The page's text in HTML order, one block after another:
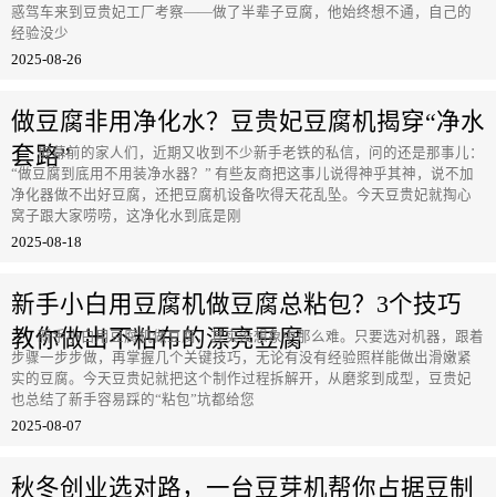
惑驾车来到豆贵妃工厂考察——做了半辈子豆腐，他始终想不通，自己的
经验没少
2025-08-26
做豆腐非用净化水？豆贵妃豆腐机揭穿“净水
套路”
屏幕前的家人们，近期又收到不少新手老铁的私信，问的还是那事儿：
“做豆腐到底用不用装净水器？” 有些友商把这事儿说得神乎其神，说不加
净化器做不出好豆腐，还把豆腐机设备吹得天花乱坠。今天豆贵妃就掏心
窝子跟大家唠唠，这净化水到底是刚
2025-08-18
新手小白用豆腐机做豆腐总粘包？3个技巧
教你做出不粘布的漂亮豆腐
新手小白用豆腐机做豆腐，其实没想象中那么难。只要选对机器，跟着
步骤一步步做，再掌握几个关键技巧，无论有没有经验照样能做出滑嫩紧
实的豆腐。今天豆贵妃就把这个制作过程拆解开，从磨浆到成型，豆贵妃
也总结了新手容易踩的“粘包”坑都给您
2025-08-07
秋冬创业选对路，一台豆芽机帮你占据豆制